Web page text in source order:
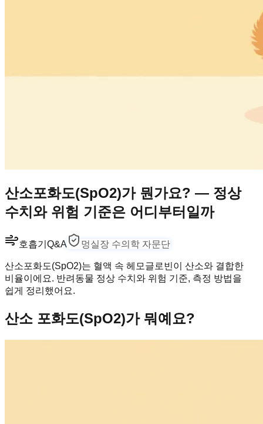
산소포화도(SpO2)가 뭔가요? — 정상
수치와 위험 기준은 어디부터일까
호흡기 Q&A 멍실장 수의학 자문단
산소포화도(SpO2)는 혈액 속 헤모글로빈이 산소와 결합한
비율이에요. 반려동물 정상 수치와 위험 기준, 측정 방법을
쉽게 정리했어요.
산소 포화도(SpO2)가 뭐예요?